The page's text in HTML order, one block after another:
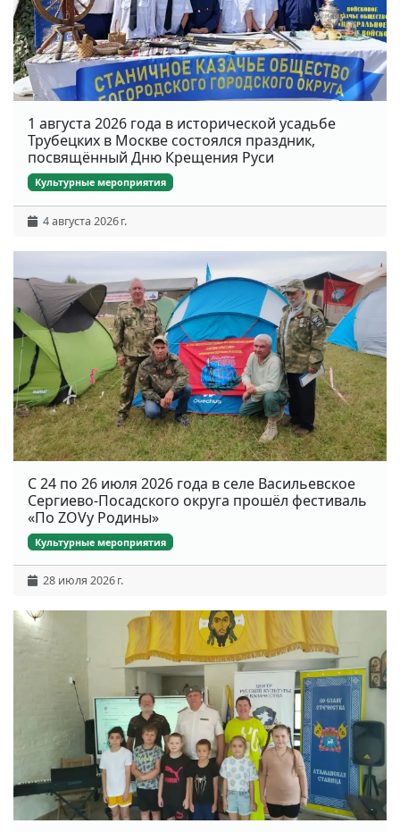
1 августа 2026 года в исторической усадьбе
Трубецких в Москве состоялся праздник,
посвящённый Дню Крещения Руси
Культурные мероприятия
4 августа 2026 г.
С 24 по 26 июля 2026 года в селе Васильевское
Сергиево-Посадского округа прошёл фестиваль
«По ZOVу Родины»
Культурные мероприятия
28 июля 2026 г.